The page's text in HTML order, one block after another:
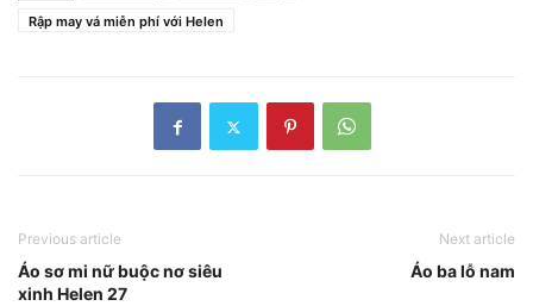
Rập may vá miễn phí với Helen
Previous article
Áo sơ mi nữ buộc nơ siêu
xinh Helen 27
Next article
Áo ba lỗ nam